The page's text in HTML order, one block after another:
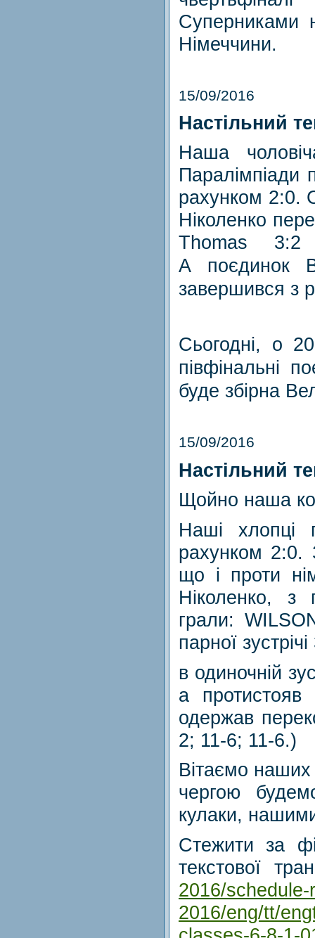
Суперниками
Німеччини.
15/09/2016
Настільний
Наша
Паралімпіади
рахунком 2:0.
Ніколенко
Thomas
А поєдинок
завершився з
Сьогодні, о
півфінальні
буде збірна
15/09/2016
Настільний
Щойно наша
Наші хлопці
рахунком 2:0.
що і проти
Ніколенко, з
грали:
парної
в одиночній
а
одержав
2; 11-6; 11-6.)
Вітаємо
чергою
кулаки,
Стежити за
текстової
2016/
2016/eng/tt/